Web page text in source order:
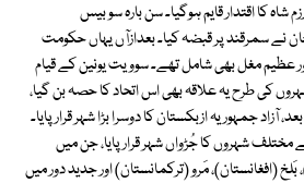
شاہ کا اقتدار قایم ہوگیا۔ سن بارہ سو بیس
خان نے سمرقند پر قبضہ کیا۔ بعدازآں یہاں حکومت
عظیم مغل بھی شامل تھے۔ سوویت یونین کے قیام
کی طرح یہ علاقہ بھی اس اتحاد کا حصہ بن گیا،
جمہوریہ ازبکستان کا دوسرا بڑا شہر قرار پایا۔
شہروں کا جُڑواں شہر قرار پایا، جن میں
بَلخ (افغانستان)، مَرو (ترکمانستان) اور جدید دور میں